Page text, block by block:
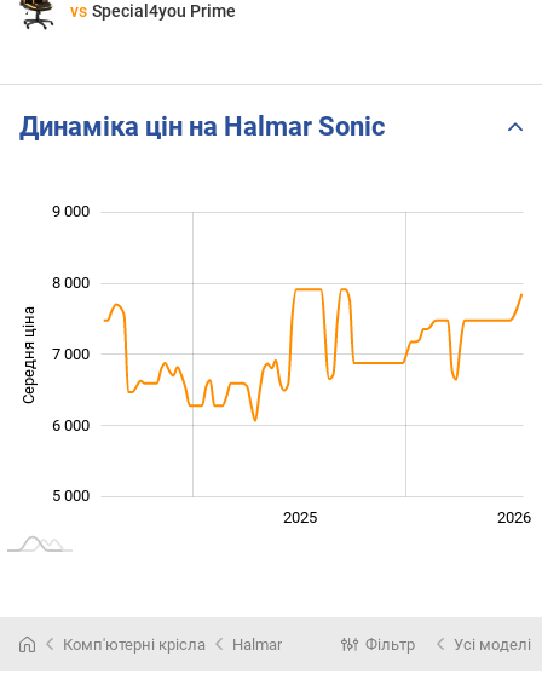
vs Special4you Prime
Динаміка цін на Halmar Sonic
Середня ціна 5 000
5 000
6 000
7 000
8 000
9 000
2025 2026
Комп'ютерні крісла Halmar Фільтр Усі моделі